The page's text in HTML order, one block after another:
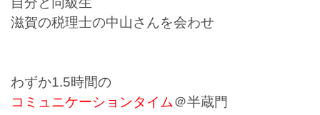
滋賀の税理士の中山さんを会わせ
わずか1.5時間の
コミュニケーションタイム＠半蔵門